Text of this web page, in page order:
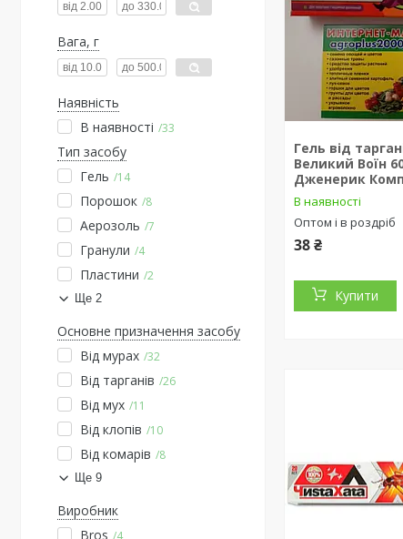
Вага, г
Наявність
В наявності 33
Тип засобу
Гель
14
Порошок 8
Аерозоль 7
Гранули 4
Пластини 2
Ще 2
Основне призначення засобу
Від мурах 32
Від тарганів 26
Від мух 11
Від клопів 10
Від комарів 8
Ще 9
Виробник
Bros
4
Гель від
Великий Воїн
Дженерик
В наявності
Оптом і в роздріб
38 ₴
Купити